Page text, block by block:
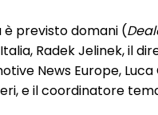
è previsto domani (
Radek Jelinek, il
News Europe,
e il coordinatore